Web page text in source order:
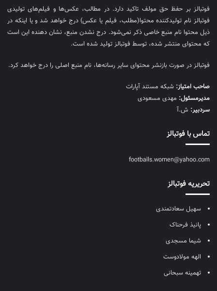
فوتبالز بر حفظ حق مولف تاکید دارد. در مطالب، عکس‌ها و فیلم‌های تولیدی
فوتبالز نام تولیدکننده محتوا(مطلب، فیلم یا عکس) درج خواهد شد و یا اینکه در
ذیل محتوا نام منبع خاصی ذکر نمی‌‎شود. درج نشدن منبع، نشان دهنده این است
که محتوای منتشر شده، توسط فوتبالز تولید شده است.
فوتبالز در صورت بازنشر محتوای سایر رسانه‌ها، نام منبع اصلی را درج خواهد کرد.
صاحب امتیاز: شبکه مستند آپارات
مديرمسئول: مهدی مسعودی
سردبیر: ش.آ
تماس با فوتبالز
footballs.women@yahoo.com
تحریریه فوتبالز
سهیل سعادتمندی
پانیذ فرحناک
شیما مسجدی
الهه مولادوست
تهمینه سبحانی